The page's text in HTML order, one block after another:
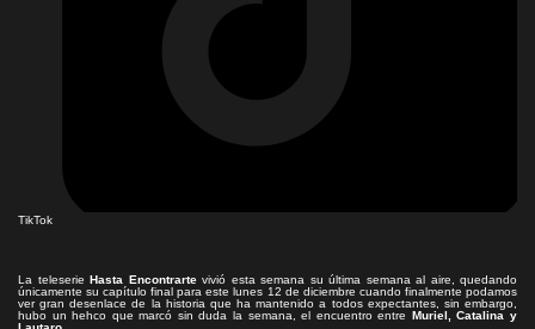
TikTok
La teleserie Hasta Encontrarte vivió esta semana su última semana al aire, quedando
únicamente su capítulo final para este lunes 12 de diciembre cuando finalmente podamos
ver gran desenlace de la historia que ha mantenido a todos expectantes, sin embargo,
hubo un hehco que marcó sin duda la semana, el encuentro entre Muriel, Catalina y